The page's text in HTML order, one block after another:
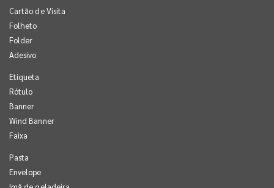
Cartão de Visita
Folheto
Folder
Adesivo
Etiqueta
Rótulo
Banner
Wind Banner
Faixa
Pasta
Envelope